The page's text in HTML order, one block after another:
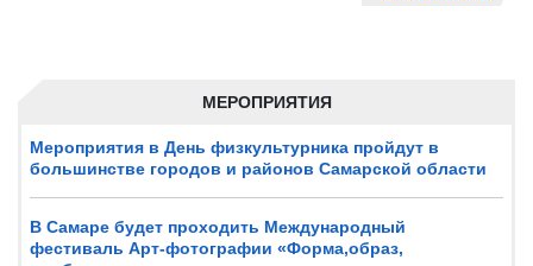
МЕРОПРИЯТИЯ
Мероприятия в День физкультурника пройдут в
большинстве городов и районов Самарской области
В Самаре будет проходить Международный
фестиваль Арт-фотографии «Форма,образ,